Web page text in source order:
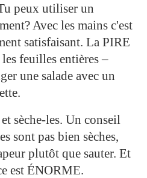
peux utiliser un
Avec les mains c'est
satisfaisant. La PIRE
feuilles entières –
une salade avec un
sèche-les. Un conseil
sont pas bien sèches,
plutôt que sauter. Et
est ÉNORME.